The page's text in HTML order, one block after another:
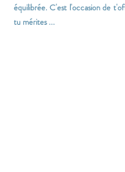
équilibrée.C'est l'occasion de
tu mérites...